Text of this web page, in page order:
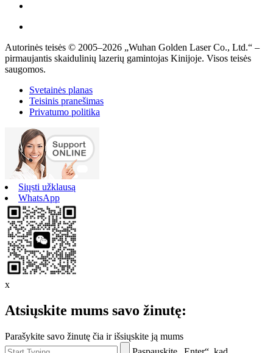
Autorinės teisės © 2005–2026 „Wuhan Golden Laser Co., Ltd.“ –
pirmaujantis skaidulinių lazerių gamintojas Kinijoje. Visos teisės
saugomos.
Svetainės planas
Teisinis pranešimas
Privatumo politika
Siųsti užklausą
WhatsApp
x
Atsiųskite mums savo žinutę:
Parašykite savo žinutę čia ir išsiųskite ją mums